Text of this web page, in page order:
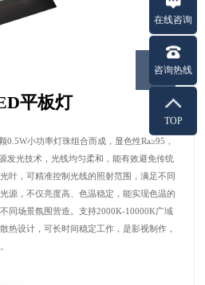
平板灯
0.5W小功率灯珠组合而成， 显色性Ra≥95 ，
发光技术，光线均匀柔和，能有效避免传统
叶，可精准控制光线的照射范围，满足不同
源，不仅亮度高、色温稳定， 能实现色温的
同场景氛围营造。 支持2000K-10000K广域
热设计，可长时间稳定工作，是影视制作，
在线咨询
咨询热线
TOP